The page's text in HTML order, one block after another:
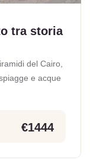
tra storia
del Cairo,
e acque
€1444